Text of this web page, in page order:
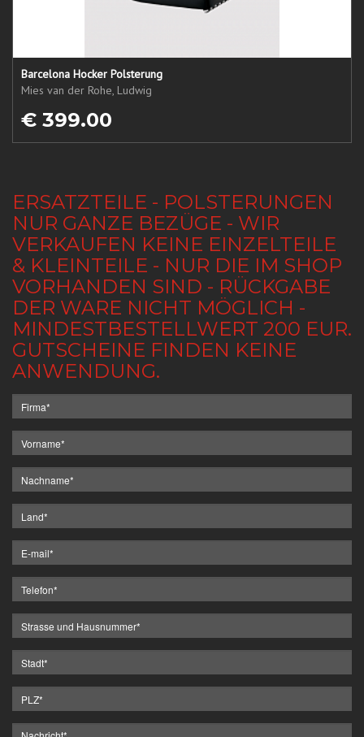
Barcelona Hocker Polsterung
Mies van der Rohe, Ludwig
€ 399.00
ERSATZTEILE - POLSTERUNGEN
NUR GANZE BEZÜGE - WIR
VERKAUFEN KEINE EINZELTEILE
& KLEINTEILE - NUR DIE IM SHOP
VORHANDEN SIND - RÜCKGABE
DER WARE NICHT MÖGLICH -
MINDESTBESTELLWERT 200 EUR.
GUTSCHEINE FINDEN KEINE
ANWENDUNG.